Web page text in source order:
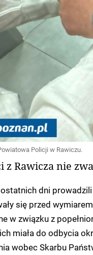
Policji w Rawiczu.
z Rawicza nie
dni
się przed
w związku z
miała do odbycia
wobec Skarbu